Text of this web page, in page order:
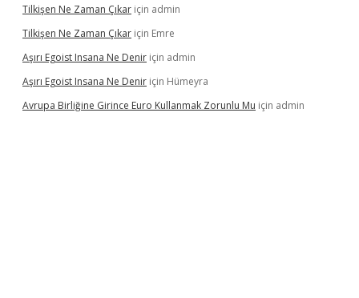
Tilkişen Ne Zaman Çıkar için admin
Tilkişen Ne Zaman Çıkar için Emre
Aşırı Egoist Insana Ne Denir için admin
Aşırı Egoist Insana Ne Denir için Hümeyra
Avrupa Birliğine Girince Euro Kullanmak Zorunlu Mu için admin